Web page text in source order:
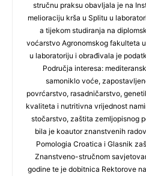
stručnu praksu obavljala je na
melioraciju krša u Splitu u
a tijekom studiranja na
voćarstvo Agronomskog fakulteta
u laboratoriju i obrađivala je
Područja interesa:
samoniklo voće,
povrćarstvo, rasadničarstvo,
kvaliteta i nutritivna vrijednost
stočarstvo, zaštita zemljopisnog
bila je koautor znanstvenih
Pomologia Croatica i Glasnik
Znanstveno-stručnom
godine te je dobitnica Rektorove